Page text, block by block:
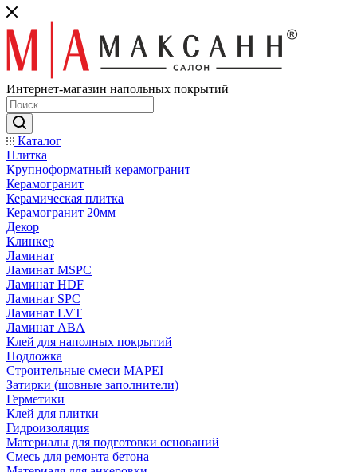
Интернет-магазин напольных покрытий
Каталог
Плитка
Крупноформатный керамогранит
Керамогранит
Керамическая плитка
Керамогранит 20мм
Декор
Клинкер
Ламинат
Ламинат MSPC
Ламинат HDF
Ламинат SPC
Ламинат LVT
Ламинат ABA
Клей для наполных покрытий
Подложка
Строительные смеси MAPEI
Затирки (шовные заполнители)
Герметики
Клей для плитки
Гидроизоляция
Материалы для подготовки оснований
Смесь для ремонта бетона